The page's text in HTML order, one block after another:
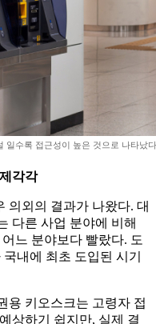
수록 접근성이 높은 것으로 나타났
각각
의외의 결과가 나왔다. 대
다른 사업 분야에 비해
느 분야보다 빨랐다. 도
내에 최초 도입된 시기
용 키오스크는 고령자 접
상하기 쉽지만, 실제 결